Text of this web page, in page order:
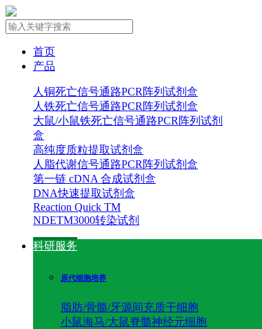
首页
产品
人铜死亡信号通路PCR阵列试剂盒
人铁死亡信号通路PCR阵列试剂盒
大鼠/小鼠铁死亡信号通路PCR阵列试剂
盒
高纯度质粒提取试剂盒
人脂代谢信号通路PCR阵列试剂盒
第一链 cDNA 合成试剂盒
DNA快速提取试剂盒
Reaction Quick TM
NDETM3000转染试剂
科研服务
原代细胞培养
脂肪/骨髓/牙源间充质干细胞
小鼠海马/大鼠脊髓神经元细胞